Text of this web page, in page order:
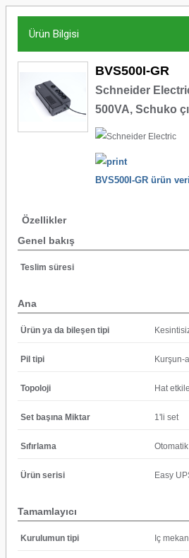
Ürün Bilgisi
BVS500I-GR
Schneider
500VA, Schuko
BVS500I-GR ürün
Özellikler
Genel bakış
Teslim süresi
Ana
Ürün ya da bileşen tipi
Pil tipi Kurşun-
Topoloji Hat
Set başına Miktar 1'li set
Sıfırlama Otomatik
Ürün serisi Easy
Tamamlayıcı
Kurulumun tipi Iç mekan